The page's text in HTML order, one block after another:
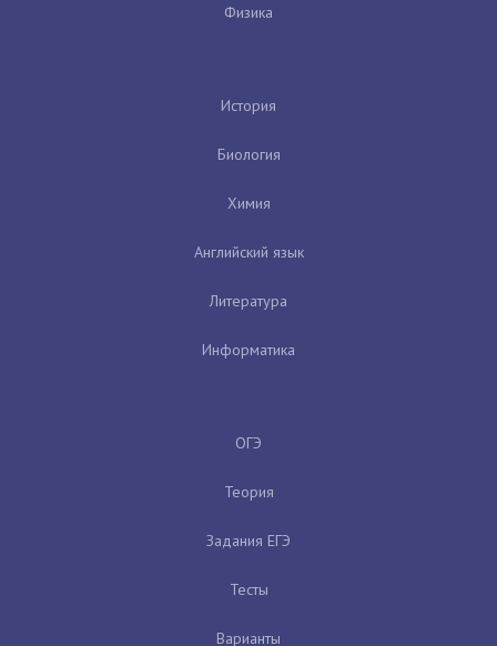
Физика
История
Биология
Химия
Английский язык
Литература
Информатика
ОГЭ
Теория
Задания ЕГЭ
Тесты
Варианты